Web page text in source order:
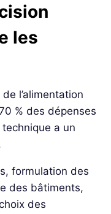
les
l’alimentation
% des dépenses
a un
formulation des
des bâtiments,
des